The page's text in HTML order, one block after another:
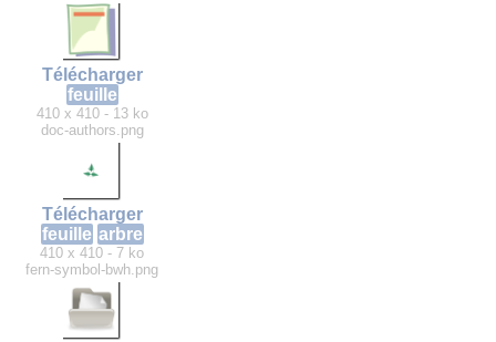
Télécharger
feuille
410 x 410 - 13 ko
doc-authors.png
Télécharger
feuille arbre
410 x 410 - 7 ko
fern-symbol-bwh.png